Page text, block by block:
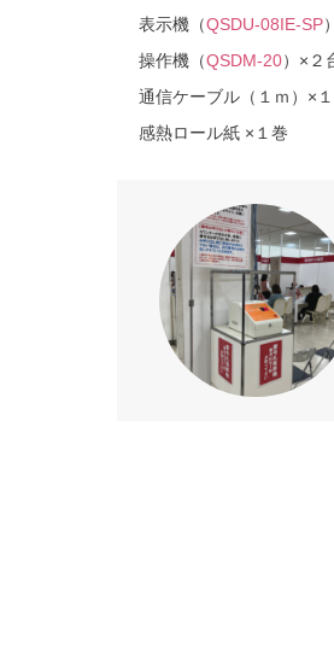
表示機（QSDU-08IE-SP
操作機（QSDM-20）×２
通信ケーブル（１ｍ）×
感熱ロール紙 ×１巻